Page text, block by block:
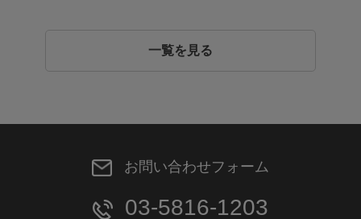
一覧を見る
お問い合わせフォーム
03-5816-1203